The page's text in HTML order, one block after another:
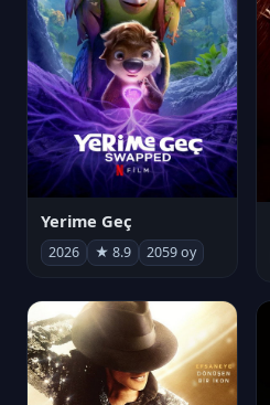
Yerime Geç
2026 ★ 8.9 2059 oy